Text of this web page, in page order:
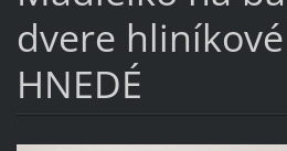
dvere hliníkové
HNEDÉ